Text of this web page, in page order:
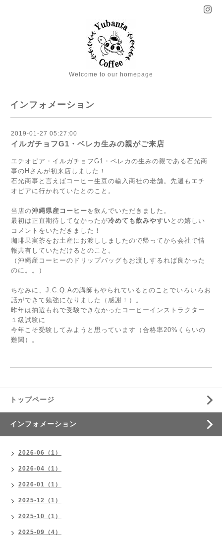
Welcome to our homepage
インフォメーション
2019-01-27 05:27:00
イルガチョフG1・ベレカ生みの親がご来店
エチオピア・イルガチョフG1・ベレカの生みの親である石光商
事のHさんが初来店しました！
石光商事と言えばコーヒー生豆の輸入商社の老舗。先週もエチ
オピアに行かれていたとのこと。
当店の沖縄県産コーヒーを飲んでいただきました。
最初は正直期待してなかったが冷めても飲みやすい との嬉しい
コメントをいただきました！
珈琲果実茶をお土産にお渡ししましたので帰ってから会社で情
報共有していただけるとのこと。
（沖縄産コーヒーのドリップバッグもお渡しするれば良かった
のに。。）
ちなみに、J.C.Q.Aの講師もやられているとのことでいろいろお
話ができて勉強になりました（感謝！）。
昨年は抽選もれで受験できなかったコーヒーインストラクター
１級試験に
今年こそ受験してみようと思っています（合格率20%くらいの
難関）。
トップページ
インフォメーション
2026-06（1）
2026-04（1）
2026-01（1）
2025-12（1）
2025-10（1）
2025-09（4）